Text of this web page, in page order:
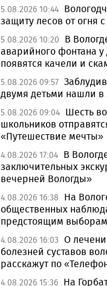
5.08.2026 10:44
защиту лесов от огня
5.08.2026 10:20
В
аварийного фонтана у
появятся качели и
5.08.2026 09:57
двумя детьми нашли в
5.08.2026 09:04 Шесть
школьников
«Путешествие мечты»
4.08.2026 17:04 В
заключительных
вечерней Вологды»
4.08.2026 16:38
На
общественных
предстоящим выборам
4.08.2026 16:03 О
болезней суставов
расскажут по
4.08.2026 15:36 На